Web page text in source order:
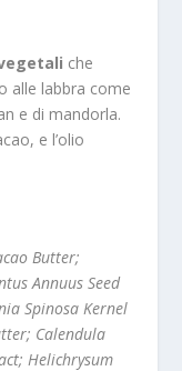
che
alle labbra come
e di mandorla.
e l’olio
Butter;
Annuus Seed
Spinosa Kernel
Calendula
Helichrysum